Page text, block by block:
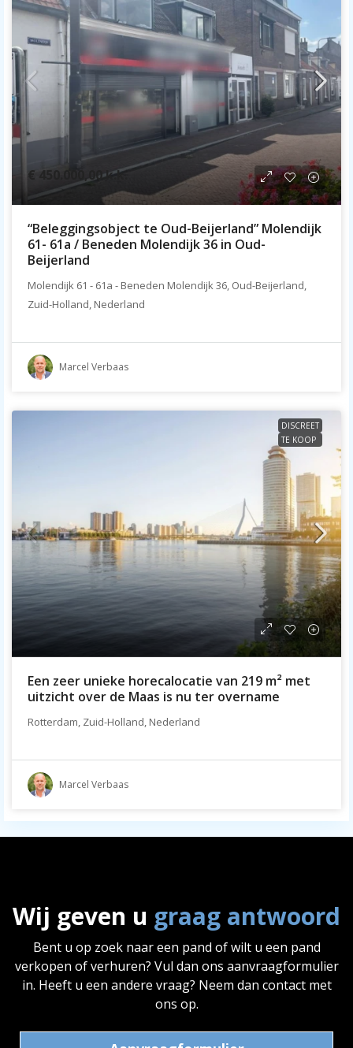
€ 450.000,00k.k.
“Beleggingsobject te Oud-Beijerland” Molendijk
61- 61a / Beneden Molendijk 36 in Oud-
Beijerland
Molendijk 61 - 61a - Beneden Molendijk 36, Oud-Beijerland,
Zuid-Holland, Nederland
Marcel Verbaas
DISCREET
TE KOOP
Een zeer unieke horecalocatie van 219 m² met
uitzicht over de Maas is nu ter overname
Rotterdam, Zuid-Holland, Nederland
Marcel Verbaas
Wij geven u graag antwoord
Bent u op zoek naar een pand of wilt u een pand
verkopen of verhuren? Vul dan ons aanvraagformulier
in. Heeft u een andere vraag? Neem dan contact met
ons op.